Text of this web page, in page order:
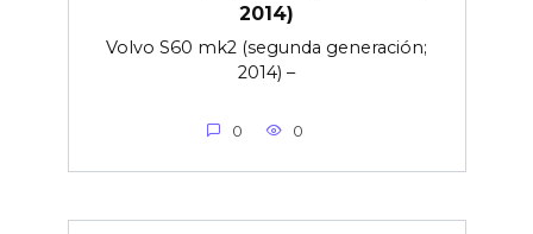
2014)
Volvo S60 mk2 (segunda generación;
2014) –
0 0